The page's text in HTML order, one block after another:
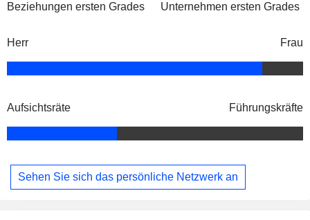
Beziehungen ersten Grades Unternehmen ersten Grades
Herr Frau
Aufsichtsräte Führungskräfte
Sehen Sie sich das persönliche Netzwerk an